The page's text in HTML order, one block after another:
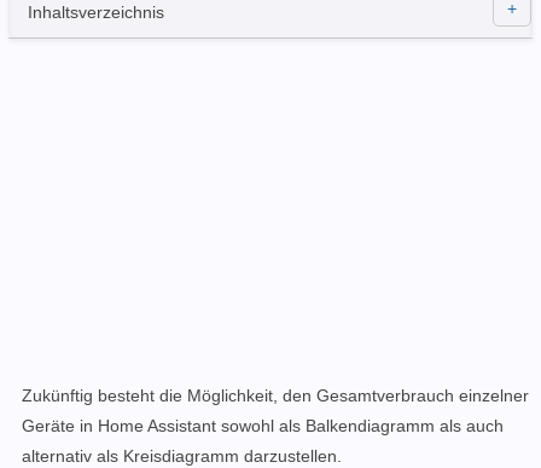
Inhaltsverzeichnis
Zukünftig besteht die Möglichkeit, den Gesamtverbrauch einzelner
Geräte in Home Assistant sowohl als Balkendiagramm als auch
alternativ als Kreisdiagramm darzustellen.